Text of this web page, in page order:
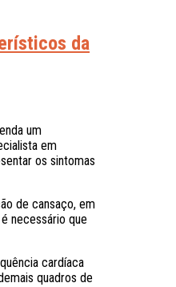
da
um
em
os sintomas
de cansaço, em
necessário que
cardíaca
quadros de